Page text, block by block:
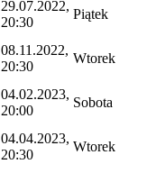
29.07.2022,
20:30
Piątek
08.11.2022,
20:30
Wtorek
04.02.2023,
20:00
Sobota
04.04.2023,
20:30
Wtorek